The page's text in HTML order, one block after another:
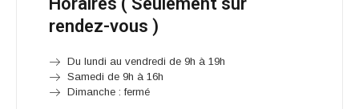
rendez-vous )
Du lundi au vendredi de 9h à 19h
Samedi de 9h à 16h
Dimanche : fermé